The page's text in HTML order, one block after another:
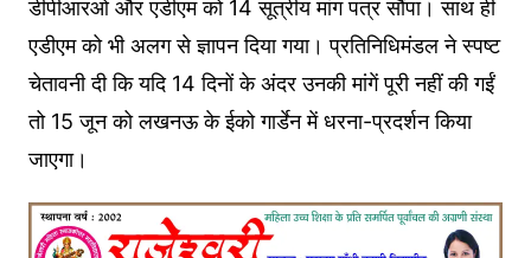
डीपीआरओ और एडीएम को 14 सूत्रीय मांग पत्र सौंपा। साथ ही
एडीएम को भी अलग से ज्ञापन दिया गया। प्रतिनिधिमंडल ने स्पष्ट
चेतावनी दी कि यदि 14 दिनों के अंदर उनकी मांगें पूरी नहीं की गईं
तो 15 जून को लखनऊ के ईको गार्डेन में धरना-प्रदर्शन किया
जाएगा।